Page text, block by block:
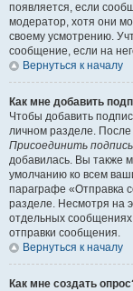
появляется, если
модератор, хотя они
своему усмотрению.
сообщение, если на
Вернуться к началу
Как мне добавить
Чтобы добавить
личном разделе.
Присоединить подпись
добавилась. Вы также
умолчанию ко всем
параграфе «Отправка
разделе. Несмотря на
отдельных
отправки сообщения.
Вернуться к началу
Как мне создать